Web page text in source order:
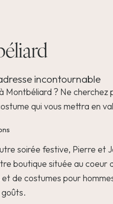
incontournable
Montbéliard ? Ne cherchez
qui vous mettra en
soirée festive, Pierre et
boutique située au coeur
de costumes pour